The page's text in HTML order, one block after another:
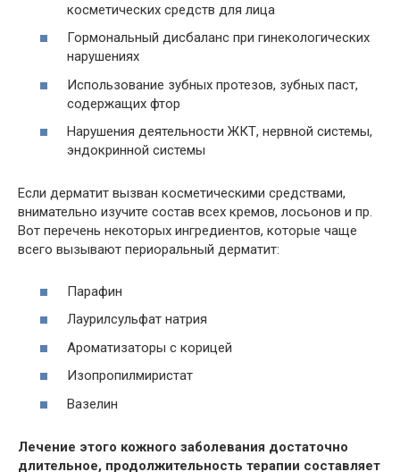
косметических средств для лица
Гормональный дисбаланс при гинекологических
нарушениях
Использование зубных протезов, зубных паст,
содержащих фтор
Нарушения деятельности ЖКТ, нервной системы,
эндокринной системы
Если дерматит вызван косметическими средствами,
внимательно изучите состав всех кремов, лосьонов и пр.
Вот перечень некоторых ингредиентов, которые чаще
всего вызывают периоральный дерматит:
Парафин
Лаурилсульфат натрия
Ароматизаторы с корицей
Изопропилмиристат
Вазелин
Лечение этого кожного заболевания достаточно
длительное, продолжительность терапии составляет